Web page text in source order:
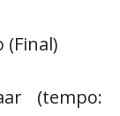
(tempo: